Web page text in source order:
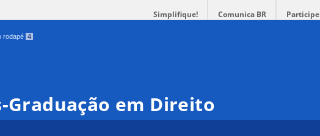
Simplifique! Comunica BR Participe
rodapé 4
Graduação em Direito